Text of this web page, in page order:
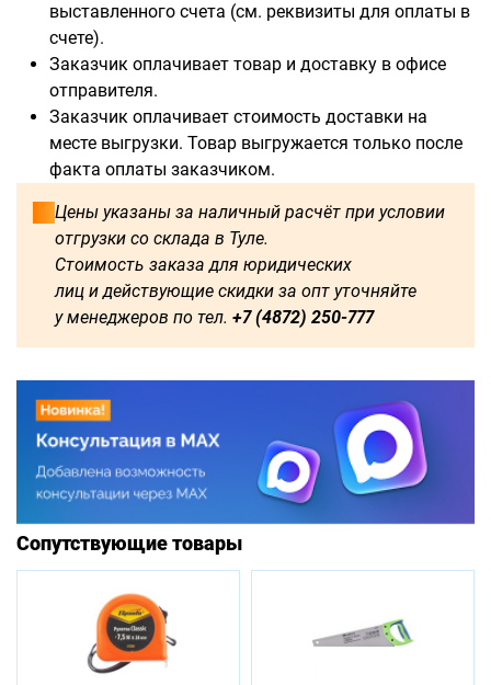
выставленного счета (см. реквизиты для оплаты в
счете).
Заказчик оплачивает товар и доставку в офисе
отправителя.
Заказчик оплачивает стоимость доставки на
месте выгрузки. Товар выгружается только после
факта оплаты заказчиком.
Цены указаны за наличный расчёт при условии
отгрузки со склада в Туле.
Стоимость заказа для юридических
лиц и действующие скидки за опт уточняйте
у менеджеров по тел. +7 (4872) 250-777
Сопутствующие товары